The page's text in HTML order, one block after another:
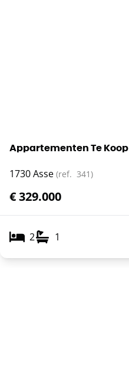
Appartementen Te Koop
1730 Asse (ref. 341)
€ 329.000
2 1